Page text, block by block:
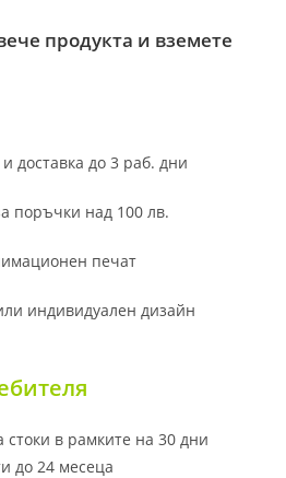
продукта и вземете
доставка до 3 раб. дни
поръчки над 100 лв.
печат
индивидуален дизайн
стоки в рамките на 30 дни
до 24 месеца